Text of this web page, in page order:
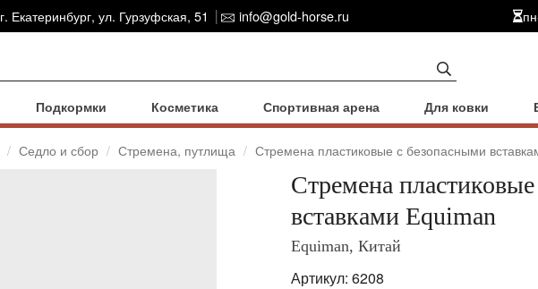
г. Екатеринбург, ул. Гурзуфская, 51 info@gold-horse.ru
Подкормки Косметика Спортивная арена Для ковки
Седло и сбор Стремена, путлища Стремена пластиковые с безопасными
Стремена
вставками Equiman
Equiman, Китай
Артикул: 6208